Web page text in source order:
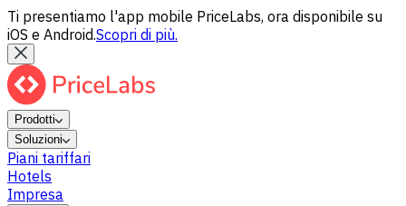
Ti presentiamo l'app mobile PriceLabs, ora disponibile su
iOS e Android.Scopri di più.
Prodotti
Soluzioni
Piani tariffari
Hotels
Impresa